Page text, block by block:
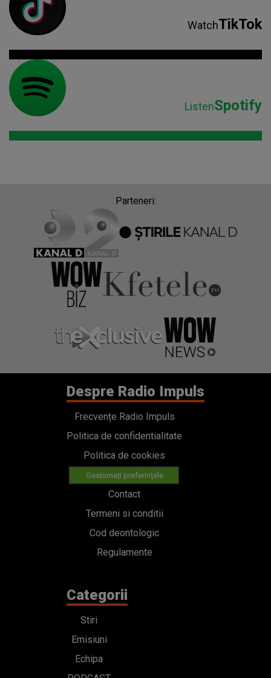
WatchTikTok
ListenSpotify
Parteneri:
Despre Radio Impuls
Frecvențe Radio Impuls
Politica de confidentialitate
Politica de cookies
Gestionați preferințele
Contact
Termeni si conditii
Cod deontologic
Regulamente
Categorii
Stiri
Emisiuni
Echipa